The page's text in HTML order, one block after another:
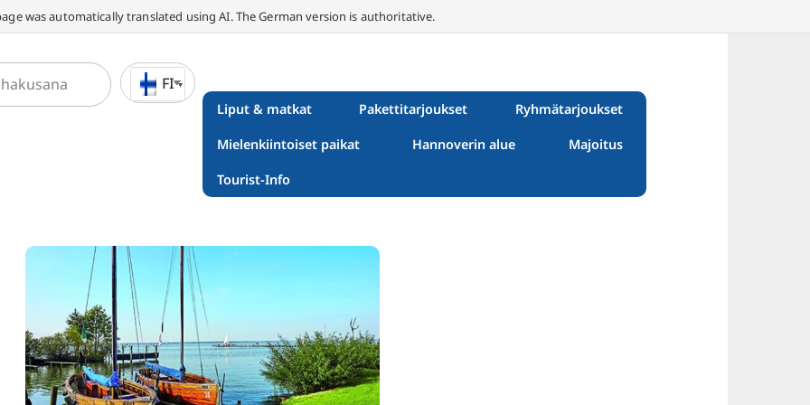
was automatically translated using AI. The German version is authoritative.
FI
Liput & matkat Pakettitarjoukset Ryhmätarjoukset
Mielenkiintoiset paikat Hannoverin alue Majoitus
Tourist-Info